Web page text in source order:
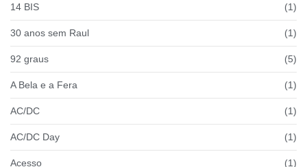
14 BIS (1)
30 anos sem Raul (1)
92 graus (5)
A Bela e a Fera (1)
AC/DC (1)
AC/DC Day (1)
Acesso (1)